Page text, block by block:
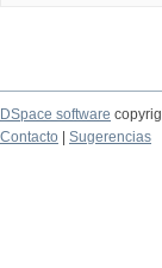
DSpace software
Contacto
Sugerencias